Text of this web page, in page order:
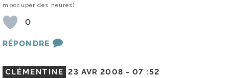
m’occuper des heures)
0
RÉPONDRE
CLÉMENTINE 23 AVR 2008 -07 :52